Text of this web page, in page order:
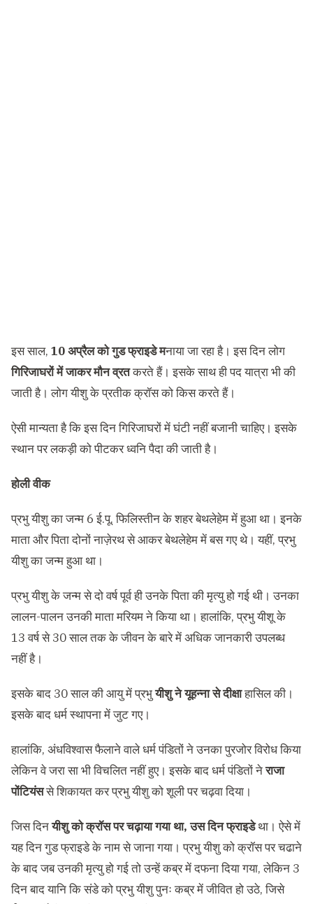
इस साल, 10 अप्रैल को गुड फ्राइडे मनाया जा रहा है। इस दिन लोग
गिरिजाघरों में जाकर मौन व्रतकरते हैं। इसके साथ ही पद यात्रा भी की
जाती है। लोग यीशु के प्रतीक क्रॉस को किस करते हैं।
ऐसी मान्यता है कि इस दिन गिरिजाघरों में घंटी नहीं बजानी चाहिए। इसके
स्थान पर लकड़ी को पीटकर ध्वनि पैदा की जाती है।
होली वीक
प्रभु यीशु का जन्म 6 ई.पू. फिलिस्तीन के शहर बेथलेहेम में हुआ था। इनके
माता और पिता दोनों नाज़ेरथ से आकर बेथलेहेम में बस गए थे। यहीं, प्रभु
यीशु का जन्म हुआ था।
प्रभु यीशु के जन्म से दो वर्ष पूर्व ही उनके पिता की मृत्यु हो गई थी। उनका
लालन-पालन उनकी माता मरियम ने किया था। हालांकि, प्रभु यीशू के
13 वर्ष से 30 साल तक के जीवन के बारे में अधिक जानकारी उपलब्ध
नहीं है।
इसके बाद 30 साल की आयु में प्रभुयीशु ने यूहन्ना से दीक्षाहासिल की।
इसके बाद धर्म स्थापना में जुट गए।
हालांकि, अंधविश्वास फैलाने वाले धर्म पंडितों ने उनका पुरजोर विरोध किया
लेकिन वे जरा सा भी विचलित नहीं हुए। इसके बाद धर्म पंडितों नेराजा
पोंटियंससे शिकायत कर प्रभु यीशु को शूली पर चढ़वा दिया।
जिस दिनयीशु को क्रॉस पर चढ़ाया गया था, उस दिन फ्राइडेथा। ऐसे में
यह दिन गुड फ्राइडे के नाम से जाना गया। प्रभु यीशु को क्रॉस पर चढाने
के बाद जब उनकी मृत्यु हो गई तो उन्हें कब्र में दफना दिया गया, लेकिन 3
दिन बाद यानि कि संडे को प्रभु यीशु पुनः कब्र में जीवित हो उठे, जिसे